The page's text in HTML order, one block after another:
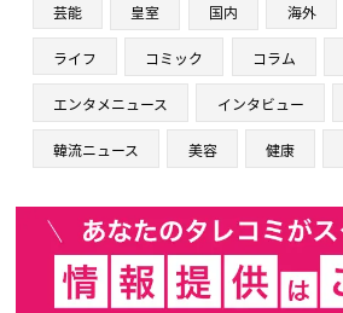
芸能 皇室 国内 海外
ライフ コミック コラム
エンタメニュース インタビュー
韓流ニュース 美容 健康